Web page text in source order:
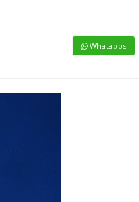
Whatapps